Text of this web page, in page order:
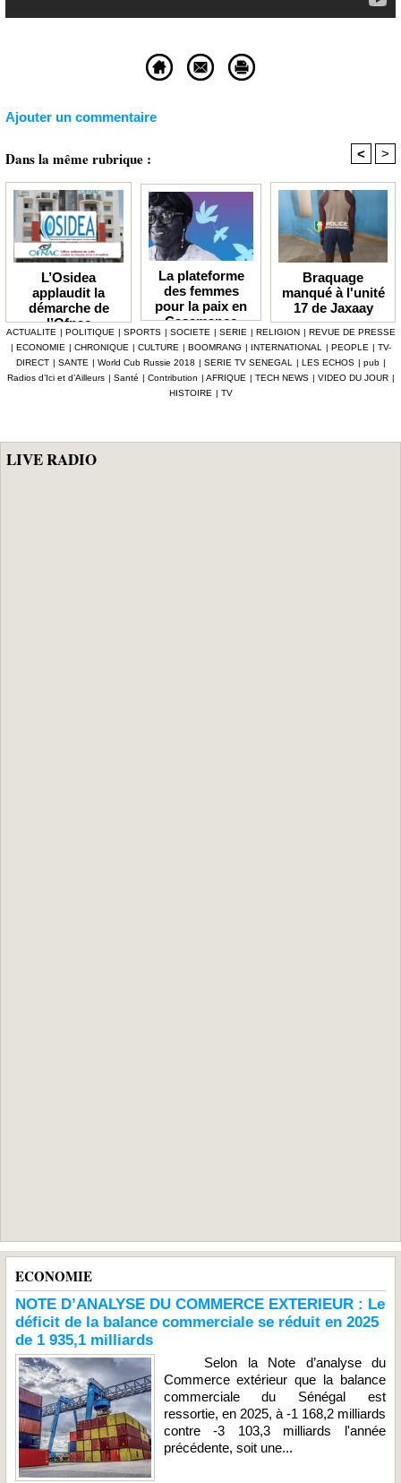
Ajouter un commentaire
Dans la même rubrique : < >
L’Osidea
applaudit la
démarche de
l’Ofnac
La plateforme
des femmes
pour la paix en
Casamance
lauréate du Prix
Icip 2026
Braquage
manqué à l'unité
17 de Jaxaay
ACTUALITE | POLITIQUE | SPORTS | SOCIETE | SERIE | RELIGION | REVUE DE PRESSE
| ECONOMIE | CHRONIQUE | CULTURE | BOOMRANG | INTERNATIONAL | PEOPLE | TV-
DIRECT | SANTE | World Cub Russie 2018 | SERIE TV SENEGAL | LES ECHOS | pub |
Radios d’Ici et d’Ailleurs | Santé | Contribution | AFRIQUE | TECH NEWS | VIDEO DU JOUR |
HISTOIRE | TV
LIVE RADIO
ECONOMIE
NOTE D’ANALYSE DU COMMERCE EXTERIEUR : Le
déficit de la balance commerciale se réduit en 2025
de 1 935,1 milliards
Selon la Note d’analyse du
Commerce extérieur que la balance
commerciale du Sénégal est
ressortie, en 2025, à -1 168,2 milliards
contre -3 103,3 milliards l'année
précédente, soit une...